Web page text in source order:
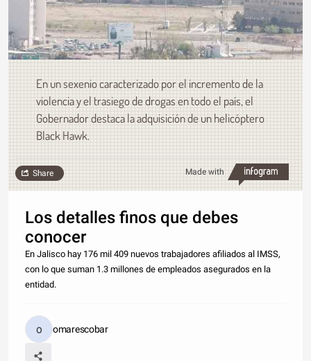
En un sexenio caracterizado por el incremento de la
violencia y el trasiego de drogas en todo el país, el
Gobernador destaca la adquisición de un helicóptero
Black Hawk.
Made with
Share
Los detalles finos que debes
conocer
En Jalisco hay 176 mil 409 nuevos trabajadores afiliados al IMSS,
con lo que suman 1.3 millones de empleados asegurados en la
entidad.
omarescobar